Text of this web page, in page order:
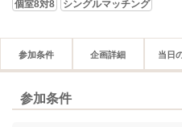
個室8対8 シングルマッチング
参加条件 企画詳細 当日
参加条件